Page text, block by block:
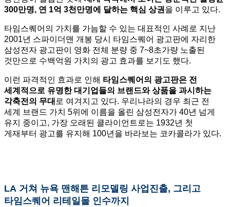
300만명, 연 1억 3천만명에 달하는 핵심 상권 을 이루고 있다.
타임스퀘어의 가치를 가늠할 수 있는 대표적인 사례로 지난
2001년 스파이더맨 개봉 당시 타임스퀘어 광고판에 자리한
삼성전자 광고판이 영화 전체 분량 중 7~8초가량 노출된
것만으로 수백억원 가치의 광고 효과를 보기도 했다.
이런 파격적인 효과로 인해 타임스퀘어의 광고판은 전
세계적으로 유명한 대기업들의 브랜드와 상품을 과시하는
각축전의 무대 로 여겨지고 있다. 우리나라의 경우 최근 전
세계 브랜드 가치 5위에 이름을 올린 삼성전자가 40년 넘게
유지 중이고, 가장 오래된 클라이언트로는 1932년 첫
게재부터 광고를 유지해 100년을 바라보는 코카콜라가 있다.
LA 거쳐 뉴욕 맨해튼 리모델링 사업진출, 그리고
타임스퀘어 리테일몰 인수까지